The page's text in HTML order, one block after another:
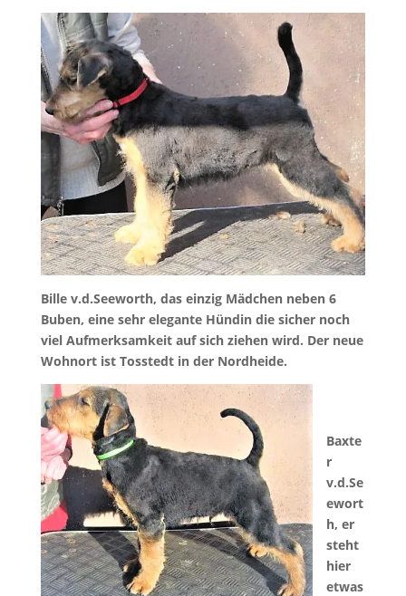
Bille v.d.Seeworth, das einzig Mädchen neben 6
Buben, eine sehr elegante Hündin die sicher noch
viel Aufmerksamkeit auf sich ziehen wird. Der neue
Wohnort ist Tosstedt in der Nordheide.
Baxte
r
v.d.Se
ewort
h, er
steht
hier
etwas